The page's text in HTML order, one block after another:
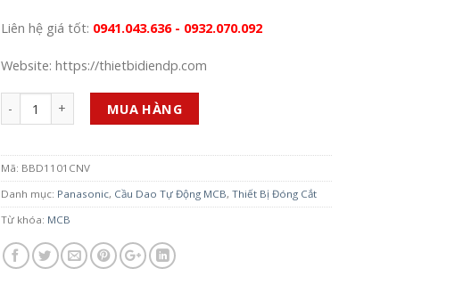
Liên hệ giá tốt: 0941.043.636 - 0932.070.092
Website: https://thietbidiendp.com
MUA HÀNG
Mã: BBD1101CNV
Danh mục: Panasonic, Cầu Dao Tự Động MCB,Thiết Bị Đóng Cắt
Từ khóa: MCB